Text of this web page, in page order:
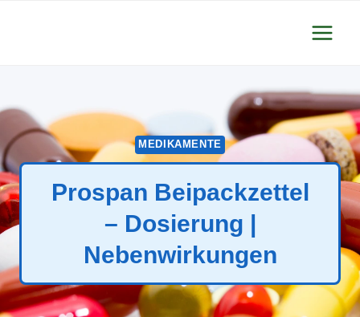
MEDIKAMENTE
Prospan Beipackzettel
– Dosierung |
Nebenwirkungen